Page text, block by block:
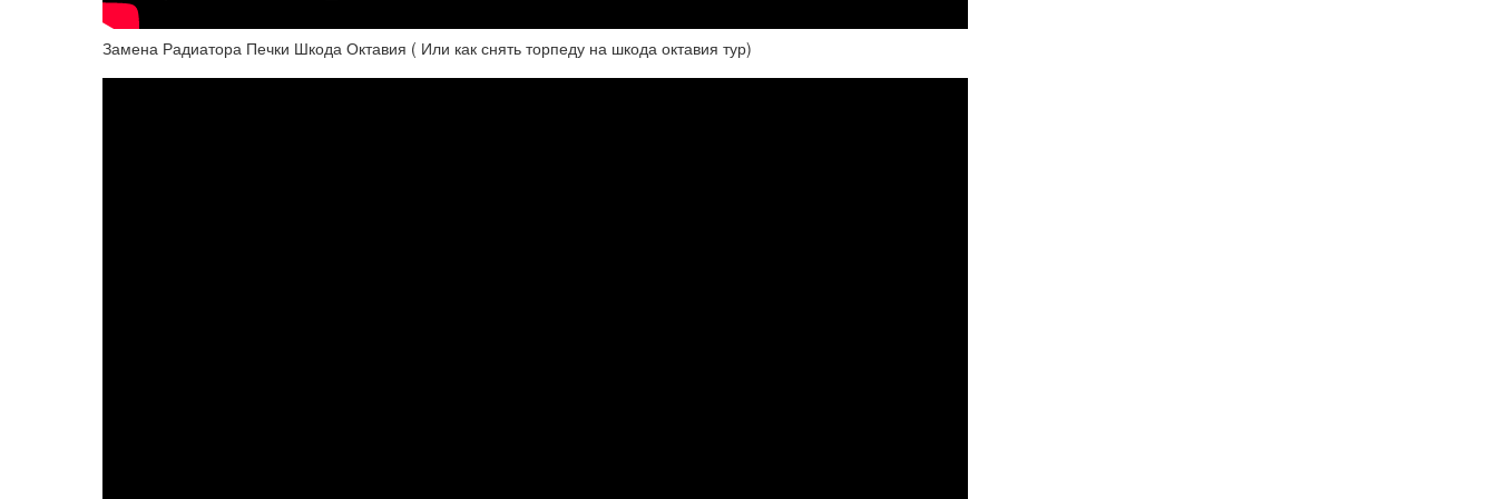
Замена Радиатора Печки Шкода Октавия ( Или как снять торпеду на шкода октавия тур)